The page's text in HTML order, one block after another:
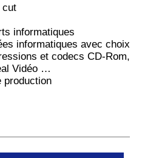
cut
informatiques
informatiques avec choix
et codecs CD-Rom,
Vidéo …
production